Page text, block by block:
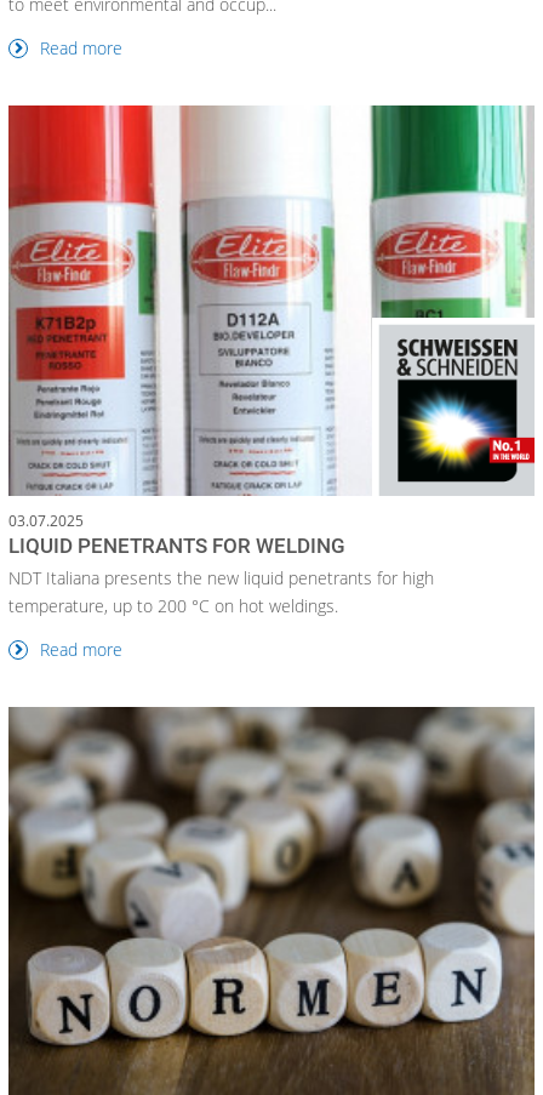
Read more
03.07.2025
LIQUID PENETRANTS FOR WELDING
NDT Italiana presents the new liquid penetrants for high
temperature, up to 200 °C on hot weldings.
Read more